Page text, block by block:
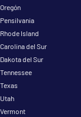
Oregón
Pensilvania
Rhode Island
Carolina del Sur
Dakota del Sur
Tennessee
Texas
Utah
Vermont